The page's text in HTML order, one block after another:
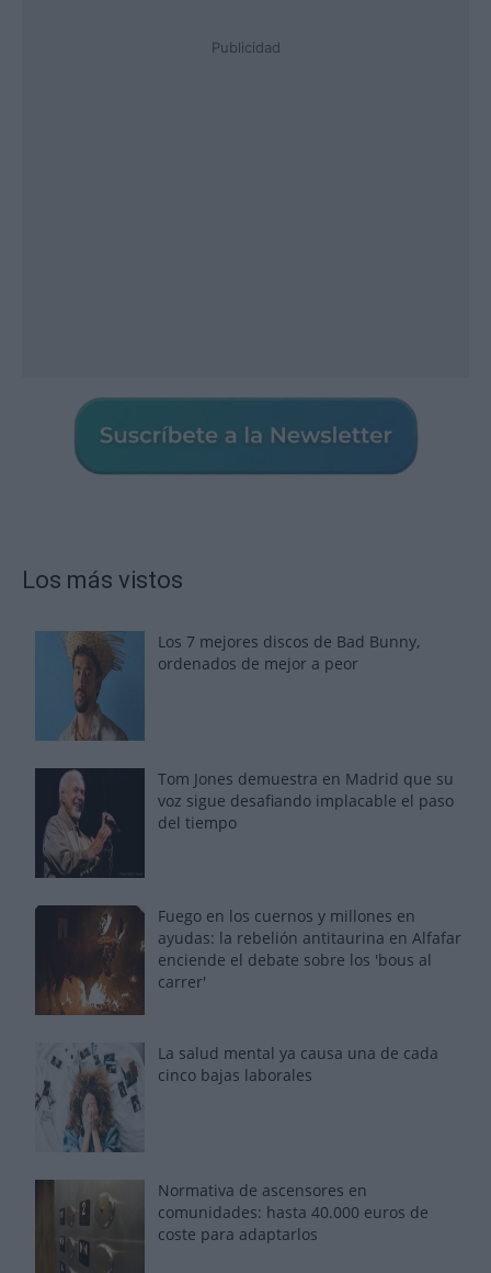
Publicidad
Los más vistos
Los 7 mejores discos de Bad Bunny,
ordenados de mejor a peor
Tom Jones demuestra en Madrid que su
voz sigue desafiando implacable el paso
del tiempo
Fuego en los cuernos y millones en
ayudas: la rebelión antitaurina en Alfafar
enciende el debate sobre los 'bous al
carrer'
La salud mental ya causa una de cada
cinco bajas laborales
Normativa de ascensores en
comunidades: hasta 40.000 euros de
coste para adaptarlos